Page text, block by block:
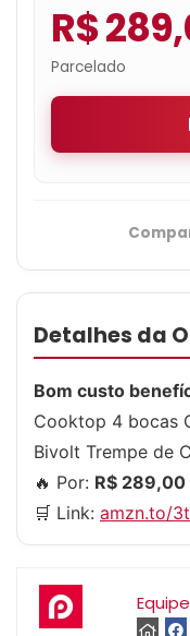
R$
Parcelado
Detalhes da
Bom custo
Cooktop 4 bocas
Bivolt Trempe de
🔥 Por: R$ 289,00
🛒 Link: amzn.to/